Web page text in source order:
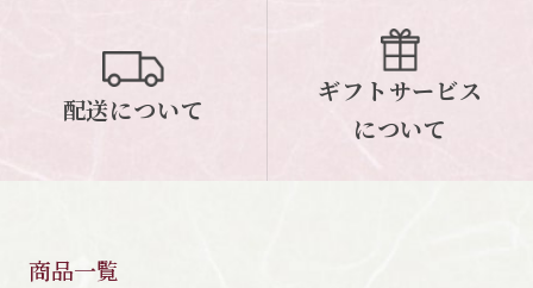
配送について
ギフトサービス
について
商品一覧